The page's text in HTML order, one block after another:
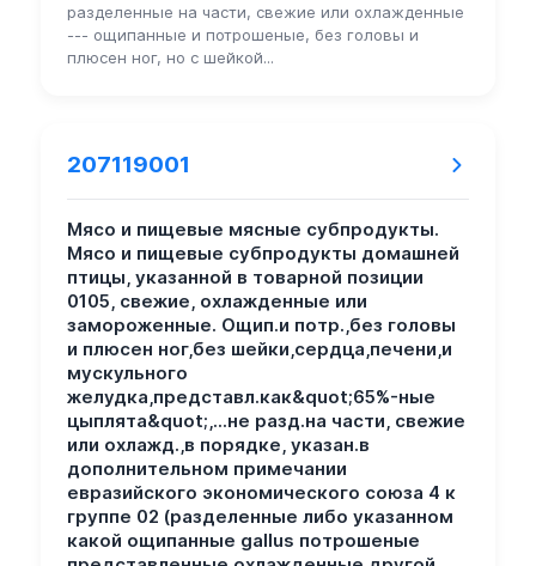
разделенные на части, свежие или охлажденные
--- ощипанные и потрошеные, без головы и
плюсен ног, но с шейкой...
207119001
Мясо и пищевые мясные субпродукты.
Мясо и пищевые субпродукты домашней
птицы, указанной в товарной позиции
0105, свежие, охлажденные или
замороженные. Ощип.и потр.,без головы
и плюсен ног,без шейки,сердца,печени,и
мускульного
желудка,представл.как&quot;65%-ные
цыплята&quot;,...не разд.на части, свежие
или охлажд.,в порядке, указан.в
дополнительном примечании
евразийского экономического союза 4 к
группе 02 (разделенные либо указанном
какой ощипанные gallus потрошеные